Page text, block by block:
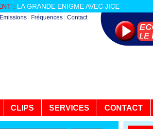
: LA GRANDE ENIGME AVEC JICE
Emissions Fréquences Contact
CLIPS SERVICES CONTACT